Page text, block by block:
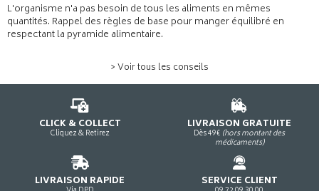
L'organisme n'a pas besoin de tous les aliments en mêmes
quantités. Rappel des règles de base pour manger équilibré en
respectant la pyramide alimentaire.
> Voir tous les conseils
CLICK & COLLECT
Cliquez & Retirez
LIVRAISON GRATUITE
Dès 49€ (hors montant des
médicaments)
LIVRAISON RAPIDE SERVICE CLIENT